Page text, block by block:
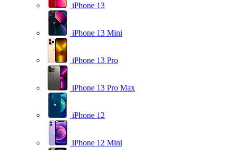
iPhone 13
iPhone 13 Mini
iPhone 13 Pro
iPhone 13 Pro Max
iPhone 12
iPhone 12 Mini